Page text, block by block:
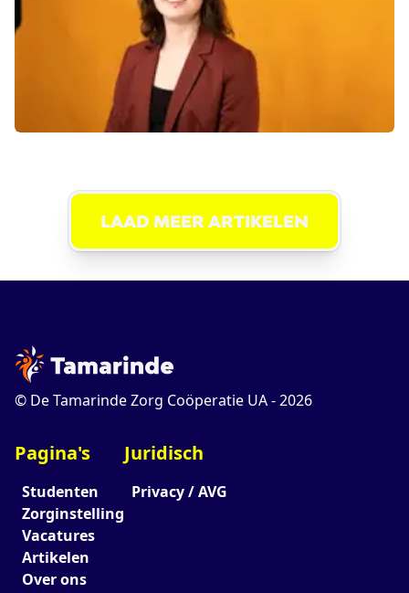
LAAD MEER ARTIKELEN
© De Tamarinde Zorg Coöperatie UA -2026
Pagina's
Studenten
Zorginstelling
Vacatures
Artikelen
Over ons
Juridisch
Privacy / AVG